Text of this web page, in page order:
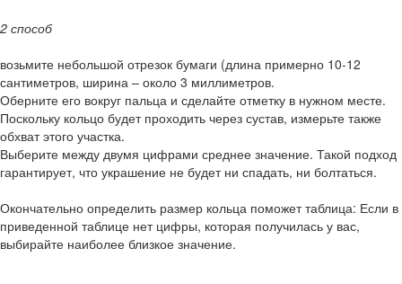
2 способ
возьмите небольшой отрезок бумаги (длина примерно 10-12
сантиметров, ширина – около 3 миллиметров.
Оберните его вокруг пальца и сделайте отметку в нужном месте.
Поскольку кольцо будет проходить через сустав, измерьте также
обхват этого участка.
Выберите между двумя цифрами среднее значение. Такой подход
гарантирует, что украшение не будет ни спадать, ни болтаться.
Окончательно определить размер кольца поможет таблица: Если в
приведенной таблице нет цифры, которая получилась у вас,
выбирайте наиболее близкое значение.